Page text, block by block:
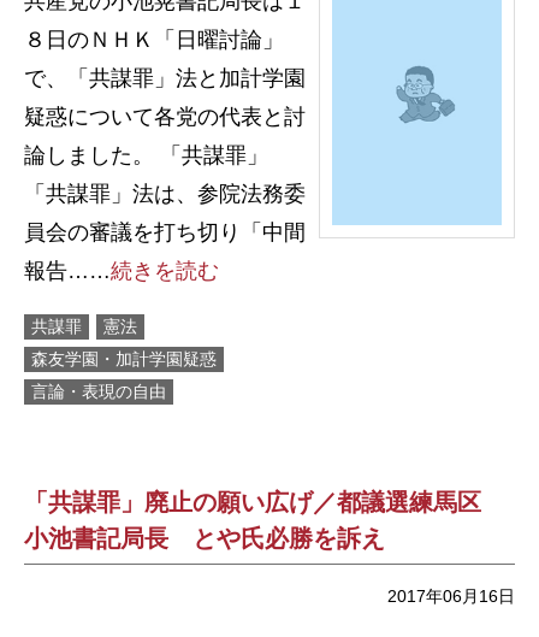
８日のＮＨＫ「日曜討論」
で、「共謀罪」法と加計学園
疑惑について各党の代表と討
論しました。 「共謀罪」
「共謀罪」法は、参院法務委
員会の審議を打ち切り「中間
報告……続きを読む
共謀罪
憲法
森友学園・加計学園疑惑
言論・表現の自由
「共謀罪」廃止の願い広げ／都議選練馬区
小池書記局長 とや氏必勝を訴え
2017年06月16日